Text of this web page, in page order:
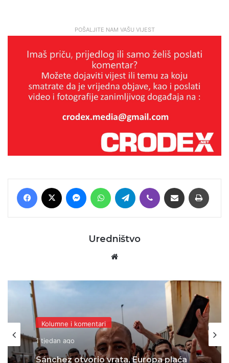
POŠALJITE NAM VAŠU VIJEST
Facebook MessengerWhatsAppTelegram Viber Podijeli putem E-maila
Uredništvo
Kolumne i komentari
1 tjedan ago
Sánchez otvorio vrata, Europa plaća
cijenu: Je li ovo najveći politički dar